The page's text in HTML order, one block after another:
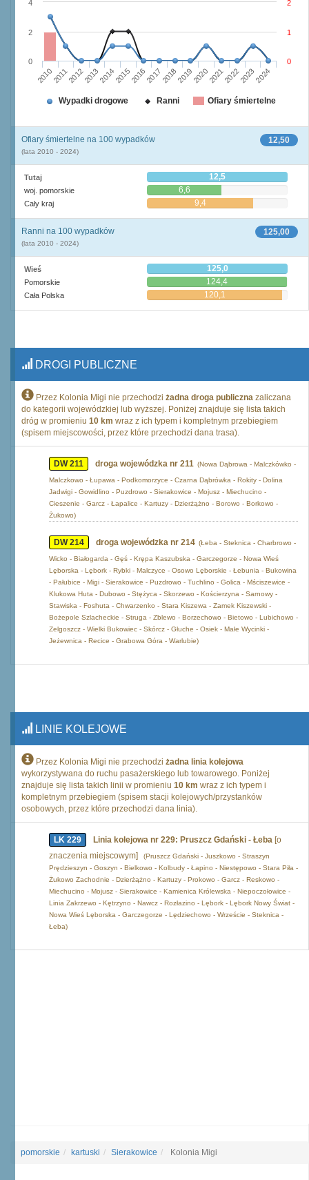
201020112012201320142015201620172018201920202021202220232024
0
2
4
0
1
2
Wypadki drogowe Ranni Ofiary śmiertelne
12,50
Ofiary śmiertelne na 100 wypadków
(lata 2010 - 2024)
Tutaj 12,5
woj. pomorskie 6,6
Cały kraj 9,4
125,00
Ranni na 100 wypadków
(lata 2010 - 2024)
Wieś 125,0
Pomorskie 124,4
Cała Polska 120,1
DROGI PUBLICZNE
Przez Kolonia Migi nie przechodzi żadna droga publiczna zaliczana
do kategorii wojewódzkiej lub wyższej. Poniżej znajduje się lista takich
dróg w promieniu 10 km wraz z ich typem i kompletnym przebiegiem
(spisem miejscowości, przez które przechodzi dana trasa).
DW 211 droga wojewódzka nr 211 (Nowa Dąbrowa - Malczkówko -
Malczkowo - Łupawa - Podkomorzyce - Czarna Dąbrówka - Rokity - Dolina
Jadwigi - Gowidlino - Puzdrowo - Sierakowice - Mojusz - Miechucino -
Cieszenie - Garcz - Łapalice - Kartuzy - Dzierżążno - Borowo - Borkowo -
Żukowo)
DW 214 droga wojewódzka nr 214 (Łeba - Steknica - Charbrowo -
Wicko - Białogarda - Gęś - Krępa Kaszubska - Garczegorze - Nowa Wieś
Lęborska - Lębork - Rybki - Malczyce - Osowo Lęborskie - Łebunia - Bukowina
- Pałubice - Migi - Sierakowice - Puzdrowo - Tuchlino - Golica - Mściszewice -
Klukowa Huta - Dubowo - Stężyca - Skorzewo - Kościerzyna - Sarnowy -
Stawiska - Foshuta - Chwarzenko - Stara Kiszewa - Zamek Kiszewski -
Bożepole Szlacheckie - Struga - Zblewo - Borzechowo - Bietowo - Lubichowo -
Zelgoszcz - Wielki Bukowiec - Skórcz - Głuche - Osiek - Małe Wycinki -
Jeżewnica - Recice - Grabowa Góra - Warlubie)
LINIE KOLEJOWE
Przez Kolonia Migi nie przechodzi żadna linia kolejowa
wykorzystywana do ruchu pasażerskiego lub towarowego. Poniżej
znajduje się lista takich linii w promieniu 10 km wraz z ich typem i
kompletnym przebiegiem (spisem stacji kolejowych/przystanków
osobowych, przez które przechodzi dana linia).
LK 229 Linia kolejowa nr 229: Pruszcz Gdański - Łeba [o
znaczenia miejscowym]
(Pruszcz Gdański - Juszkowo - Straszyn
Prędzieszyn - Goszyn - Bielkowo - Kolbudy - Łapino - Niestępowo - Stara Piła -
Żukowo Zachodnie - Dzierżążno - Kartuzy - Prokowo - Garcz - Reskowo -
Miechucino - Mojusz - Sierakowice - Kamienica Królewska - Niepoczołowice -
Linia Zakrzewo - Kętrzyno - Nawcz - Rozłazino - Lębork - Lębork Nowy Świat -
Nowa Wieś Lęborska - Garczegorze - Lędziechowo - Wrzeście - Steknica -
Łeba)
pomorskie kartuski Sierakowice Kolonia Migi